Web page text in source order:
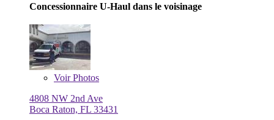
Concessionnaire U-Haul dans le voisinage
VoirPhotos
4808 NW 2nd Ave
Boca Raton, FL 33431